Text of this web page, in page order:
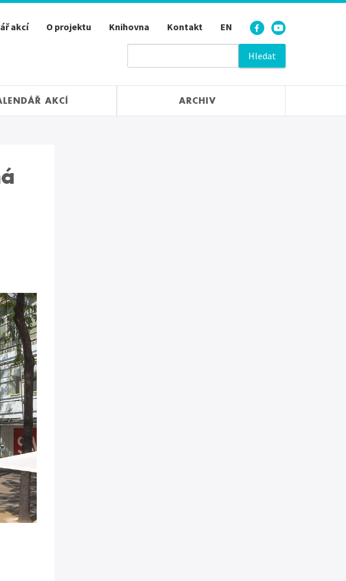
akcí O projektu Knihovna Kontakt EN
AKCÍ ARCHIV